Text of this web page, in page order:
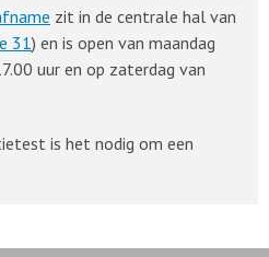
zit in de centrale hal van
31) en is open van maandag
uur en op zaterdag van
is het nodig om een